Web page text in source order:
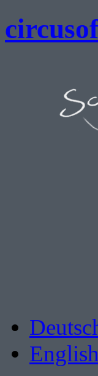
English